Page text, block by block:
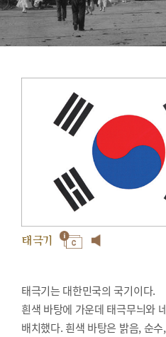
태극기
태극기는 대한민국의 국기이다.
흰색 바탕에 가운데 태극무늬와
배치했다. 흰색 바탕은 밝음, 순